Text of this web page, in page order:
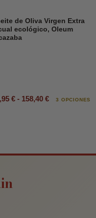
de Oliva Virgen Extra
ecológico, Oleum
€ - 158,40 € 3 OPCIONES